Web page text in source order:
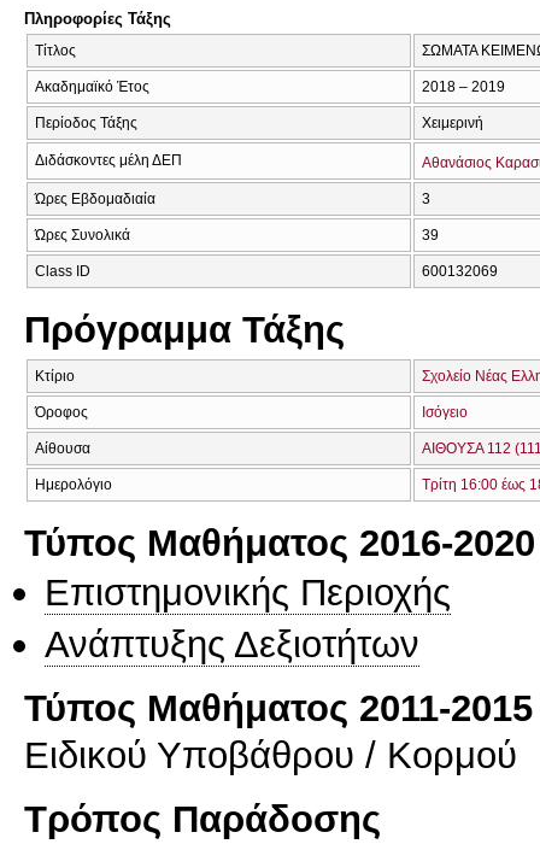
Πληροφορίες Τάξης
Τίτλος ΣΩΜΑΤΑ
Ακαδημαϊκό Έτος 2018 – 2019
Περίοδος Τάξης Χειμερινή
Διδάσκοντες μέλη ΔΕΠ Αθανάσιος
Ώρες Εβδομαδιαία 3
Ώρες Συνολικά 39
Class ID 600132069
Πρόγραμμα Τάξης
Κτίριο Σχολείο Νέας
Όροφος Ισόγειο
Αίθουσα ΑΙΘΟΥΣΑ 112
Ημερολόγιο Τρίτη 16:00 έως
Τύπος Μαθήματος 2016-2020
Επιστημονικής Περιοχής
Ανάπτυξης Δεξιοτήτων
Τύπος Μαθήματος 2011-2015
Ειδικού Υποβάθρου / Κορμού
Τρόπος Παράδοσης